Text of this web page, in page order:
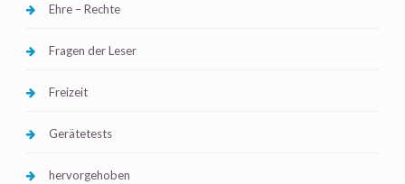
Ehre – Rechte
Fragen der Leser
Freizeit
Gerätetests
hervorgehoben